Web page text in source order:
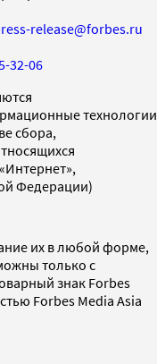
release@forbes.ru
32-06
технологии
сбора,
Федерации)
их в любой форме,
только с
знак Forbes
Forbes Media Asia